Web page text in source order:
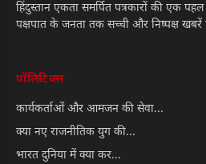
हिंदुस्तान एकता समर्पित पत्रकारों की एक
पक्षपात के जनता तक सच्ची और निष्पक्ष खबरें
पॉलिटिक्स
कार्यकर्ताओं और आमजन की सेवा...
क्या नए राजनीतिक युग की...
भारत दुनिया में क्या कर...